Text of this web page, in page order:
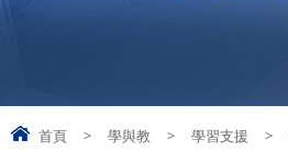
首頁 > 學與教 > 學習支援 >